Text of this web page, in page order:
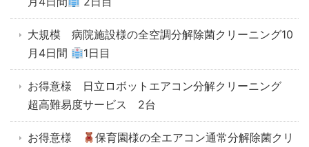
大規模 病院施設様の全空調分解除菌クリーニング10
月4日間
1日目
お得意様 日立ロボットエアコン分解クリーニング
超高難易度サービス 2台
お得意様 保育園様の全エアコン通常分解除菌クリ